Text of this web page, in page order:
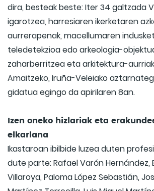
dira, besteak beste: Iter 34 galtzada
igarotzea, harresiaren ikerketaren
aurrerapenak, macellumaren
teledetekzioa edo arkeologia-
zaharberritzea eta arkitektura-
Amaitzeko, Iruña-Veleiako
gidatua egingo da apirilaren 8an.
Izen oneko hizlariak eta
elkarlana
Ikastaroan ibilbide luzea duten
dute parte: Rafael Varón Hernández,
Villaroya, Paloma López Sebastián,